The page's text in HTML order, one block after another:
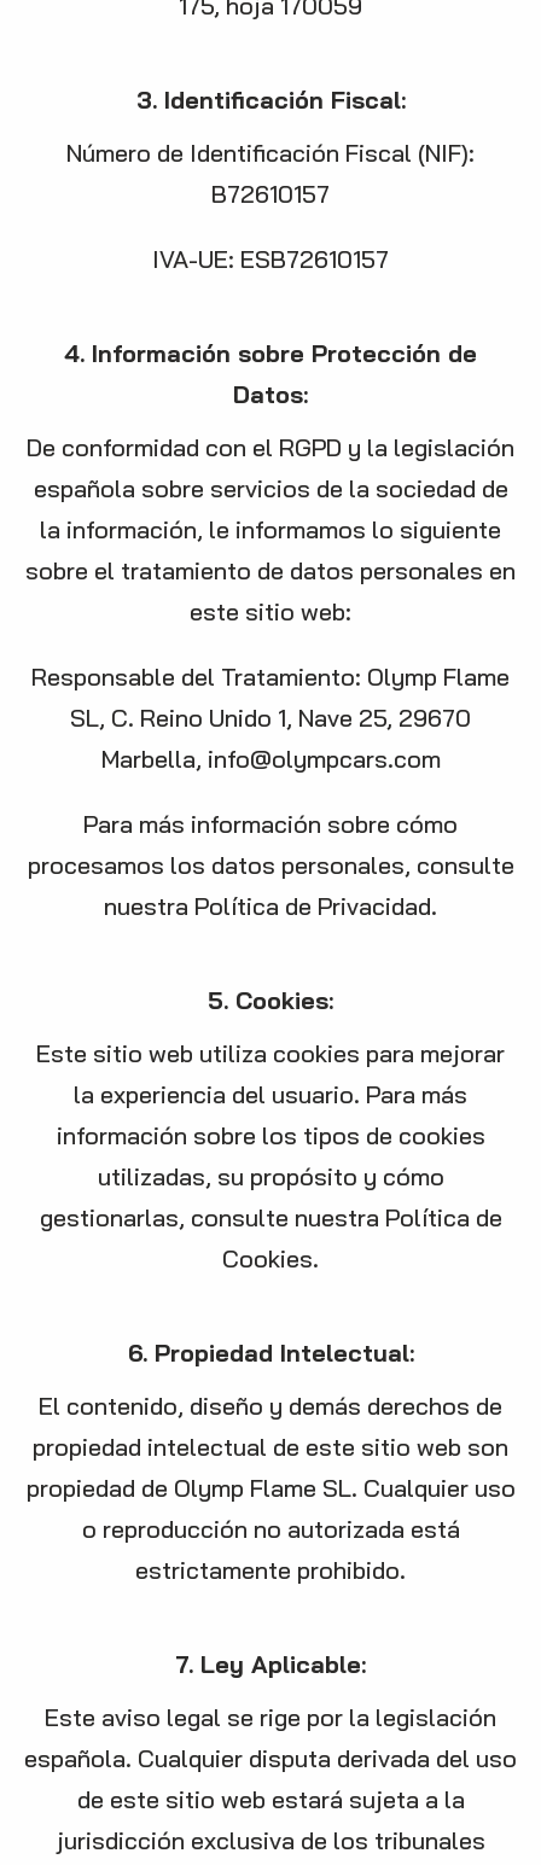
3. Identificación Fiscal:
Número de Identificación Fiscal (NIF):
B72610157
IVA-UE: ESB72610157
4. Información sobre Protección de
Datos:
De conformidad con el RGPD y la legislación
española sobre servicios de la sociedad de
la información, le informamos lo siguiente
sobre el tratamiento de datos personales en
este sitio web:
Responsable del Tratamiento: Olymp Flame
SL, C. Reino Unido 1, Nave 25, 29670
Marbella, info@olympcars.com
Para más información sobre cómo
procesamos los datos personales, consulte
nuestra Política de Privacidad.
5. Cookies:
Este sitio web utiliza cookies para mejorar
la experiencia del usuario. Para más
información sobre los tipos de cookies
utilizadas, su propósito y cómo
gestionarlas, consulte nuestra Política de
Cookies.
6. Propiedad Intelectual:
El contenido, diseño y demás derechos de
propiedad intelectual de este sitio web son
propiedad de Olymp Flame SL. Cualquier uso
o reproducción no autorizada está
estrictamente prohibido.
7. Ley Aplicable:
Este aviso legal se rige por la legislación
española. Cualquier disputa derivada del uso
de este sitio web estará sujeta a la
jurisdicción exclusiva de los tribunales